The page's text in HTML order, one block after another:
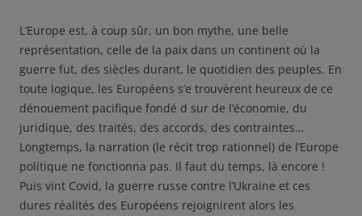
L’Europe est, à coup sûr, un bon mythe, une belle
représentation, celle de la paix dans un continent où la
guerre fut, des siècles durant, le quotidien des peuples. En
toute logique, les Européens s’e trouvèrent heureux de ce
dénouement pacifique fondé d sur de l’économie, du
juridique, des traités, des accords, des contraintes…
Longtemps, la narration (le récit trop rationnel) de l’Europe
politique ne fonctionna pas. Il faut du temps, là encore !
Puis vint Covid, la guerre russe contre l’Ukraine et ces
dures réalités des Européens rejoignirent alors les